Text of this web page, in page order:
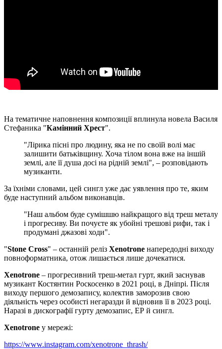
На тематичне наповнення композиції вплинула новела Василя
Стефаника "Камінний Хрест".
"Лірика пісні про людину, яка не по своїй волі має
залишити батьківщину. Хоча тілом вона вже на іншій
землі, але її душа досі на рідній землі", – розповідають
музиканти.
За їхніми словами, цей сингл уже дає уявлення про те, яким
буде наступний альбом виконавців.
"Наш альбом буде сумішшю найкращого від треш металу
і прогресиву. Ви почуєте як убойні трешові рифи, так і
продумані джазові ходи".
"Stone Cross" – останній реліз Xenotrone напередодні виходу
повноформатника, отож лишається лише дочекатися.
Xenotrone – прогресивний треш-метал гурт, який заснував
музикант Костянтин Роскосенко в 2021 році, в Дніпрі. Після
виходу першого демозапису, колектив заморозив свою
діяльність через особисті негаразди й відновив її в 2023 році.
Наразі в дискографії гурту демозапис, ЕР й сингл.
Xenotrone у мережі:
https://www.instagram.com/xenotrone_thrash/